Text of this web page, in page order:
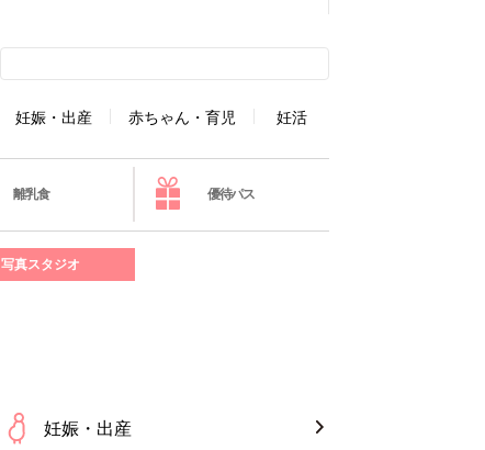
妊娠・出産 赤ちゃん・育児 妊活
離乳食 優待パス
写真スタジオ
妊娠・出産